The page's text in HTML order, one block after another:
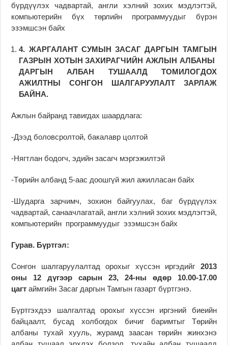
бүрдүүлэх чадвартай, англи хэлний зохих мэдлэгтэй,
компьютерийн бүх төрлийн программуудыг бүрэн
эзэмшсэн байх
4. ЖАРГАЛАНТ СУМЫН ЗАСАГ ДАРГЫН ТАМГЫН
ГАЗРЫН ХОТЫН ЗАХИРАГЧИЙН АЖЛЫН АЛБАНЫ
ДАРГЫН АЛБАН ТУШААЛД ТОМИЛОГДОХ
АЖИЛТНЫ СОНГОН ШАЛГАРУУЛАЛТ ЗАРЛАЖ
БАЙНА.
Ажлын байранд тавигдах шаардлага:
-Дээд боловсролтой, бакалавр цолтой
-Нягтлан бодогч, эдийн засагч мэргэжилтэй
-Төрийн албанд 5-аас доошгүй жил ажилласан байх
-Шударга зарчимч, зохион байгуулах, баг бүрдүүлэх
чадвартай, санаачлагатай, англи хэлний зохих мэдлэгтэй,
компьютерийн программуудыг эзэмшсэн байх
Гурав. Бүртгэл:
Сонгон шалгаруулалтад орохыг хүссэн иргэдийг 2013
оны 12 дүгээр сарын 23, 24-ны өдөр 10.00-17.00
цагт аймгийн Засаг даргын Тамгын газарт бүртгэнэ.
Бүртгэхдээ шалгалтад орохыг хүссэн иргэний биеийн
байцаалт, бусад холбогдох бичиг баримтыг Төрийн
албаны тухай хууль, журамд заасан төрийн жинхэнэ